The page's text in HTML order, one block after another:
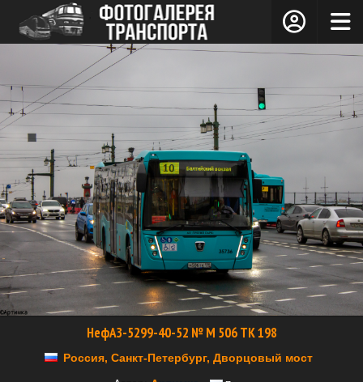
НефАЗ-5299-40-52 № М 506 ТК 198
Россия, Санкт-Петербург, Дворцовый мост